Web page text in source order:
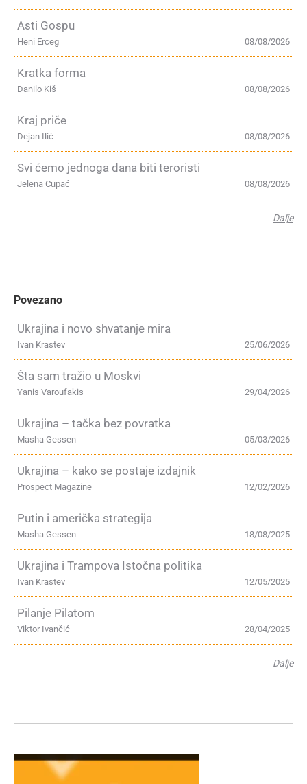
Asti Gospu
08/08/2026
Heni Erceg
Kratka forma
08/08/2026
Danilo Kiš
Kraj priče
08/08/2026
Dejan Ilić
Svi ćemo jednoga dana biti teroristi
08/08/2026
Jelena Cupać
Dalje
Povezano
Ukrajina i novo shvatanje mira
25/06/2026
Ivan Krastev
Šta sam tražio u Moskvi
29/04/2026
Yanis Varoufakis
Ukrajina – tačka bez povratka
05/03/2026
Masha Gessen
Ukrajina – kako se postaje izdajnik
12/02/2026
Prospect Magazine
Putin i američka strategija
18/08/2025
Masha Gessen
Ukrajina i Trampova Istočna politika
12/05/2025
Ivan Krastev
Pilanje Pilatom
28/04/2025
Viktor Ivančić
Dalje